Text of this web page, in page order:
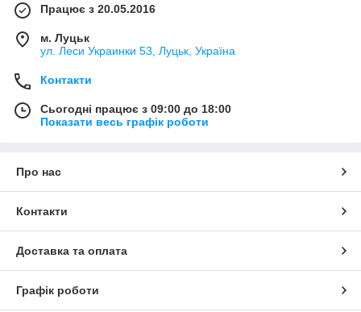
Працює з 20.05.2016
м. Луцьк
ул. Леси Украинки 53, Луцьк, Україна
Контакти
Сьогодні працює з 09:00 до 18:00
Показати весь графік роботи
Про нас
Контакти
Доставка та оплата
Графік роботи